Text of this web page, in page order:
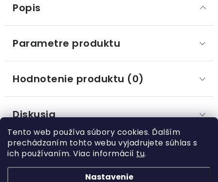
Tento web používa súbory cookies. Ďalším
prechádzaním tohto webu vyjadrujete súhlas s
ich používaním. Viac informácií tu.
Nastavenie
Popis
Parametre produktu
Hodnotenie produktu (0)
Diskusia
á